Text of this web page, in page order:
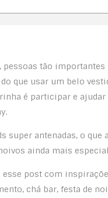
pessoas tão
que usar um belo
é participar e
super antenadas, o
ainda mais
esse post com
chá bar, festa de